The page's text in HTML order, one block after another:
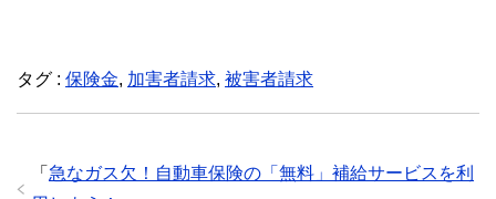
e
b
o
er
タグ : 保険金, 加害者請求, 被害者請求
「 急なガス欠！自動車保険の「無料」補給サービスを利